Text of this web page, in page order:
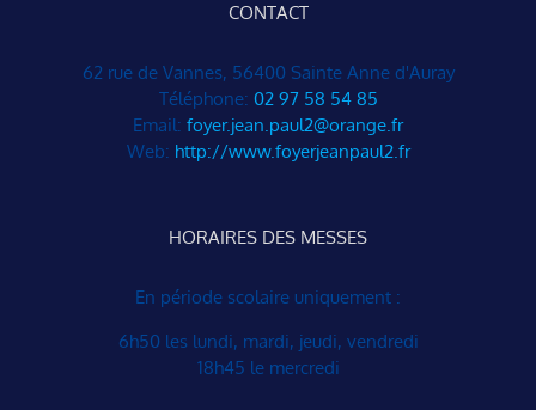
CONTACT
62 rue de Vannes, 56400 Sainte Anne d'Auray
Téléphone: 02 97 58 54 85
Email: foyer.jean.paul2@orange.fr
Web: http://www.foyerjeanpaul2.fr
HORAIRES DES MESSES
En période scolaire uniquement :
6h50 les lundi, mardi, jeudi, vendredi
18h45 le mercredi